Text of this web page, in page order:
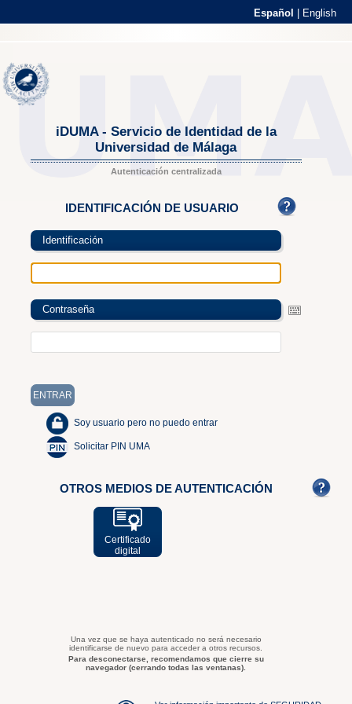
Español English
iDUMA - Servicio de Identidad de la
Universidad de Málaga
Autenticación centralizada
IDENTIFICACIÓN DE USUARIO
Identificación
Contraseña
Soy usuario pero no puedo entrar
Solicitar PIN UMA
OTROS MEDIOS DE AUTENTICACIÓN
Certificado
digital
Una vez que se haya autenticado no será necesario
identificarse de nuevo para acceder a otros recursos.
Para desconectarse, recomendamos que cierre su
navegador (cerrando todas las ventanas).